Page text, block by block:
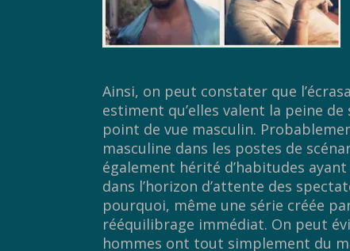
Ainsi, on peut constater que
estiment qu’elles valent la peine
point de vue masculin.
masculine dans les postes de
également hérité d’habitudes
dans l’horizon d’attente des
pourquoi, même une série créée
rééquilibrage immédiat. On peut
hommes ont tout simplement du